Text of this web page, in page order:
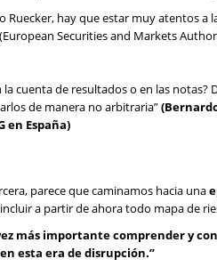
Ruecker, hay que estar muy atentos
Securities and Markets
la cuenta de resultados o en las
de manera no arbitraria”
en España)
parece que caminamos hacia una
a partir de ahora todo mapa de
más importante comprender y
esta era de disrupción.”